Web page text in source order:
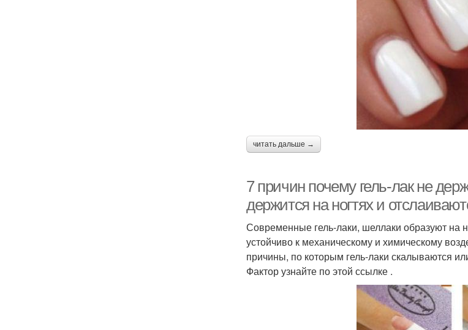
читать дальше →
7 причин почему гель-лак не
держится на ногтях и
Современные гель-лаки, шеллаки образуют на
устойчиво к механическому и химическому
причины, по которым гель-лаки скалываются
Фактор узнайте по этой ссылке .